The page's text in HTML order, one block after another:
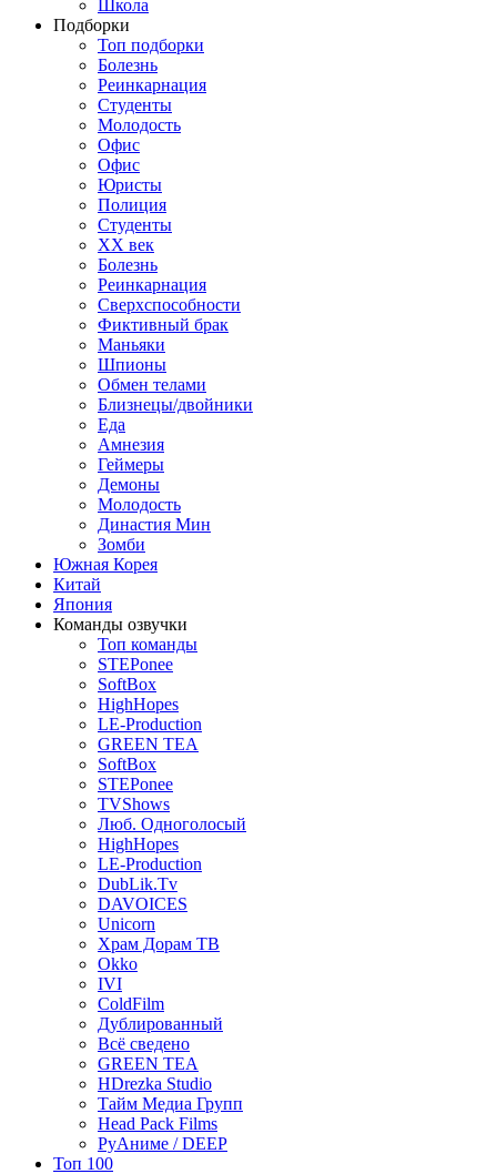
Школа
Подборки
Топ подборки
Болезнь
Реинкарнация
Студенты
Молодость
Офис
Офис
Юристы
Полиция
Студенты
ХХ век
Болезнь
Реинкарнация
Сверхспособности
Фиктивный брак
Маньяки
Шпионы
Обмен телами
Близнецы/двойники
Еда
Амнезия
Геймеры
Демоны
Молодость
Династия Мин
Зомби
Южная Корея
Китай
Япония
Команды озвучки
Топ команды
STEPonee
SoftBox
HighHopes
LE-Production
GREEN TEA
SoftBox
STEPonee
TVShows
Люб. Одноголосый
HighHopes
LE-Production
DubLik.Tv
DAVOICES
Unicorn
Храм Дорам ТВ
Okko
IVI
ColdFilm
Дублированный
Всё сведено
GREEN TEA
HDrezka Studio
Тайм Медиа Групп
Head Pack Films
РуАниме / DEEP
Топ 100